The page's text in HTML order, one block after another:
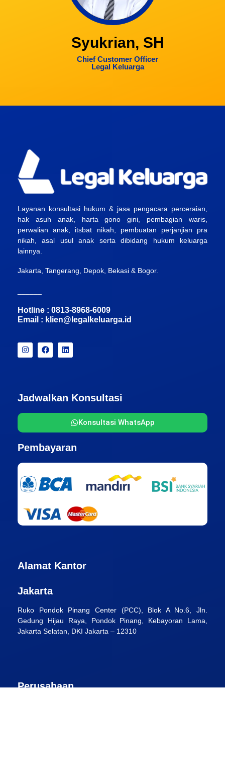
Syukrian, SH
Chief Customer Officer
Legal Keluarga
Layanan konsultasi hukum & jasa pengacara perceraian,
hak asuh anak, harta gono gini, pembagian waris,
perwalian anak, itsbat nikah, pembuatan perjanjian pra
nikah, asal usul anak serta dibidang hukum keluarga
lainnya.
Jakarta, Tangerang, Depok, Bekasi & Bogor.
Hotline : 0813-8968-6009
Email : klien@legalkeluarga.id
Jadwalkan Konsultasi
Konsultasi WhatsApp
Pembayaran
Alamat Kantor
Jakarta
Ruko Pondok Pinang Center (PCC), Blok A No.6, Jln.
Gedung Hijau Raya, Pondok Pinang, Kebayoran Lama,
Jakarta Selatan, DKI Jakarta – 12310
Perusahaan